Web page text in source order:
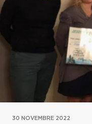
30 NOVEMBRE 2022